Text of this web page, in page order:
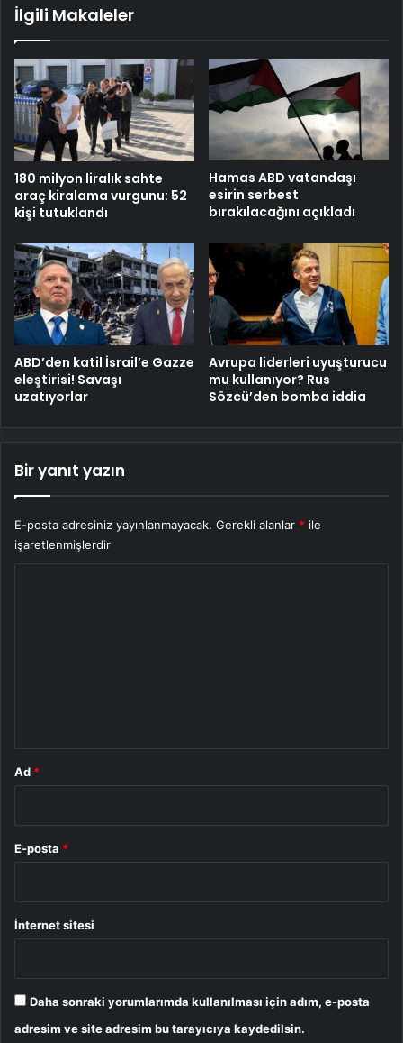
İlgili Makaleler
180 milyon liralık sahte
araç kiralama vurgunu: 52
kişi tutuklandı
Hamas ABD vatandaşı
esirin serbest
bırakılacağını açıkladı
ABD’den katil İsrail’e Gazze
eleştirisi! Savaşı
uzatıyorlar
Avrupa liderleri uyuşturucu
mu kullanıyor? Rus
Sözcü’den bomba iddia
Bir yanıt yazın
E-posta adresiniz yayınlanmayacak. Gerekli alanlar * ile
işaretlenmişlerdir
Ad *
E-posta *
İnternet sitesi
Daha sonraki yorumlarımda kullanılması için adım, e-posta
adresim ve site adresim bu tarayıcıya kaydedilsin.